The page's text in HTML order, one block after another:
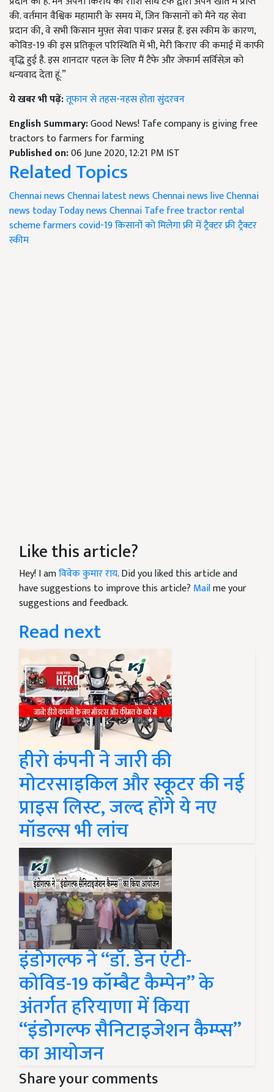
की. वर्तमान वैश्विक महामारी के समय में, जिन किसानों को मैंने यह सेवा
प्रदान की, वे सभी किसान मुफ़्त सेवा पाकर प्रसन्न हैं. इस स्कीम के कारण,
कोविड-19 की इस प्रतिकूल परिस्थिति में भी, मेरी किराए की कमाई में काफी
वृद्धि हुई है. इस शानदार पहल के लिए मैं टैफे और जेफार्म सर्विसेज़ को
धन्यवाद देता हूं.”
ये खबर भी पढ़ें:तूफान से तहस-नहस होता सुंदरवन
English Summary:Good News! Tafe company is giving free
tractors to farmers for farming
Published on:06 June 2020, 12:21 PM IST
Related Topics
Chennai newsChennai latest newsChennai news liveChennai
news todayToday news ChennaiTafefree tractor rental
schemefarmerscovid-19किसानों को मिलेगा फ्री में ट्रैक्टरफ्री ट्रैक्टर
स्कीम
Like this article?
Hey! I amविवेक कुमार राय. Did you liked this article and
have suggestions to improve this article? Mailme your
suggestions and feedback.
Read next
हीरो कंपनी ने जारी की
मोटरसाइकिल और स्कूटर की नई
प्राइस लिस्ट, जल्द होंगे ये नए
मॉडल्स भी लांच
इंडोगल्फ ने ‘‘डॉ. डेन एंटी-
कोविड-19 कॉम्बैट कैम्पेन’’ के
अंतर्गत हरियाणा में किया
‘‘इंडोगल्फ सैनिटाइजेशन कैम्प्स’’
का आयोजन
Share your comments